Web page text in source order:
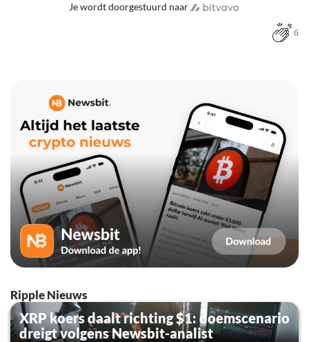
Je wordt doorgestuurd naar
6
Ripple Nieuws
XRP koers daalt richting $1: doemscenario
dreigt volgens Newsbit-analist